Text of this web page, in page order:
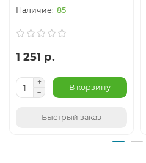
85
1 251 р.
В корзину
Быстрый заказ